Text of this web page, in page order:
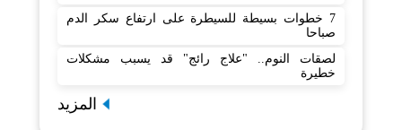
7 خطوات بسيطة للسيطرة على ارتفاع سكر الدم
صباحا
لصقات النوم.. "علاج رائج" قد يسبب مشكلات
خطيرة
المزيد